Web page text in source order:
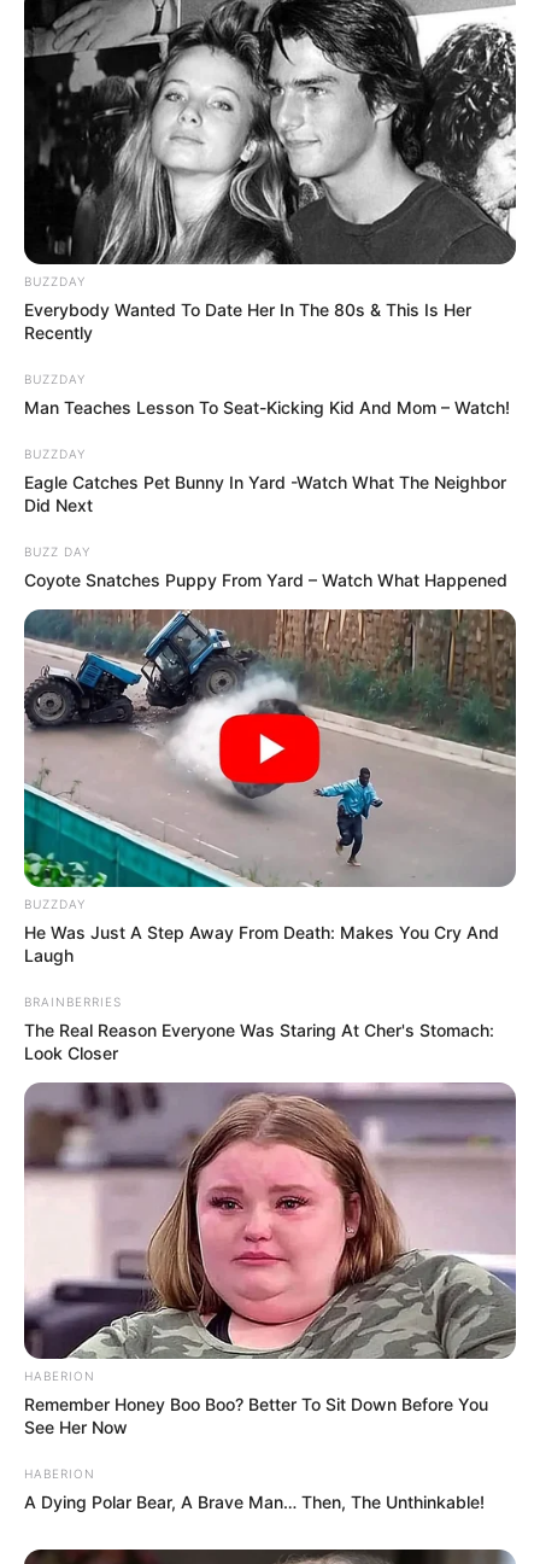
BUZZDAY
Everybody Wanted To Date Her In The 80s & This Is Her
Recently
BUZZDAY
Man Teaches Lesson To Seat-Kicking Kid And Mom – Watch!
BUZZDAY
Eagle Catches Pet Bunny In Yard -Watch What The Neighbor
Did Next
BUZZ DAY
Coyote Snatches Puppy From Yard – Watch What Happened
BUZZDAY
He Was Just A Step Away From Death: Makes You Cry And
Laugh
BRAINBERRIES
The Real Reason Everyone Was Staring At Cher's Stomach:
Look Closer
HABERION
Remember Honey Boo Boo? Better To Sit Down Before You
See Her Now
HABERION
A Dying Polar Bear, A Brave Man… Then, The Unthinkable!